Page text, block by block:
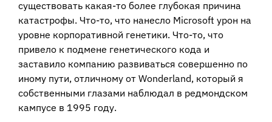
существовать какая-то более глубокая причина
катастрофы. Что-то, что нанесло Microsoft урон на
уровне корпоративной генетики. Что-то, что
привело к подмене генетического кода и
заставило компанию развиваться совершенно по
иному пути, отличному от Wonderland, который я
собственными глазами наблюдал в редмондском
кампусе в 1995 году.